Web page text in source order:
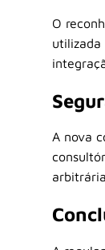
O
utilizada
A nova